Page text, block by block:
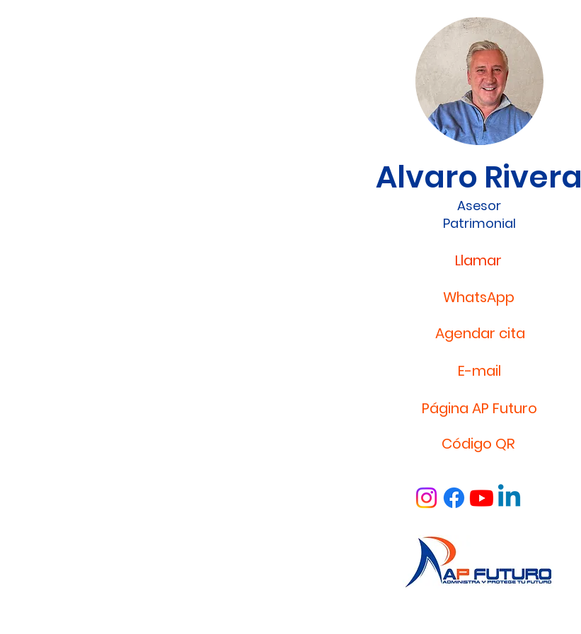
Alvaro Rivera
Asesor
Patrimonial
Llamar
WhatsApp
Agendar cita
E-mail
Página AP Futuro
Código QR